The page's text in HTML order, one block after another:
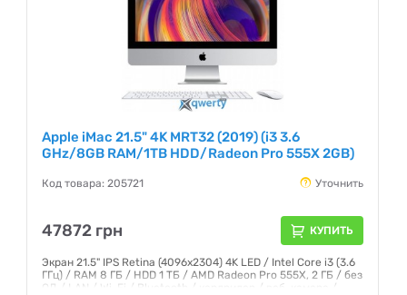
Apple iMac 21.5" 4K MRT32 (2019) (i3 3.6
GHz/8GB RAM/1TB HDD/Radeon Pro 555X 2GB)
Код товара: 205721 Уточнить
47872 грн КУПИТЬ
Экран 21.5" IPS Retina (4096x2304) 4K LED / Intel Core i3 (3.6
ГГц) / RAM 8 ГБ / HDD 1 ТБ / AMD Radeon Pro 555X, 2 ГБ / без
ОД / LAN / Wi-Fi / Bluetooth / кардридер / веб-камера /